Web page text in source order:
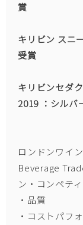
賞
キリビン スニ
受賞
キリビンセダ
2019 ：シルバ
ロンドンワイ
Beverage
ン・コンペティ
・品質
・コストパフ